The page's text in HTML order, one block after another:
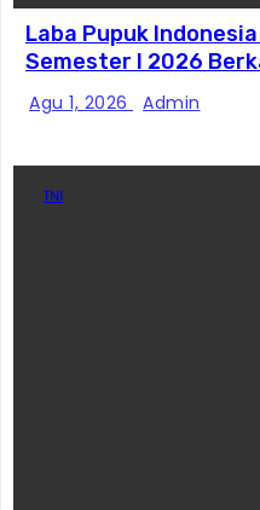
Laba Pupuk
Semester I 2026
Danantara
Agu 1, 2026 Admin
TNI